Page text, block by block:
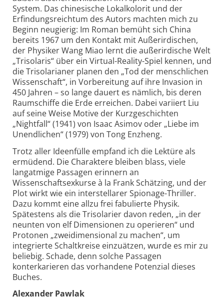
System. Das chinesische Lokalkolorit und der
Erfindungsreichtum des Autors machten mich zu
Beginn neugierig: Im Roman bemüht sich China
bereits 1967 um den Kontakt mit Außerirdischen,
der Physiker Wang Miao lernt die außerirdische Welt
„Trisolaris“ über ein Virtual-Reality-Spiel kennen, und
die Trisolarianer planen den „Tod der menschlichen
Wissenschaft“, in Vorbereitung auf ihre Invasion in
450 Jahren – so lange dauert es nämlich, bis deren
Raumschiffe die Erde erreichen. Dabei variiert Liu
auf seine Weise Motive der Kurzgeschichten
„Nightfall“ (1941) von Isaac Asimov oder „Liebe im
Unendlichen“ (1979) von Tong Enzheng.
Trotz aller Ideenfülle empfand ich die Lektüre als
ermüdend. Die Charaktere bleiben blass, viele
langatmige Passagen erinnern an
Wissenschaftsexkurse à la Frank Schätzing, und der
Plot wirkt wie ein interstellarer Spionage-Thriller.
Dazu kommt eine allzu frei fabulierte Physik.
Spätestens als die Trisolarier davon reden, „in der
neunten von elf Dimensionen zu operieren“ und
Protonen „zweidimensional zu machen“, um
integrierte Schaltkreise einzuätzen, wurde es mir zu
beliebig. Schade, denn solche Passagen
konterkarieren das vor­handene Potenzial dieses
Buches.
Alexander Pawlak